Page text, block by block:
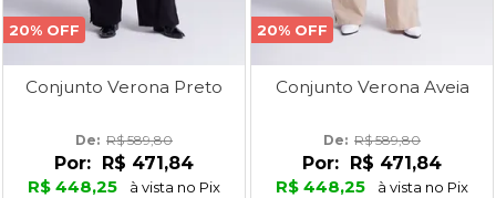
20% OFF
Conjunto Verona Preto
De: R$ 589,80
Por: R$ 471,84
R$ 448,25
à vista no Pix
20% OFF
Conjunto Verona Aveia
De: R$ 589,80
Por: R$ 471,84
R$ 448,25
à vista no Pix